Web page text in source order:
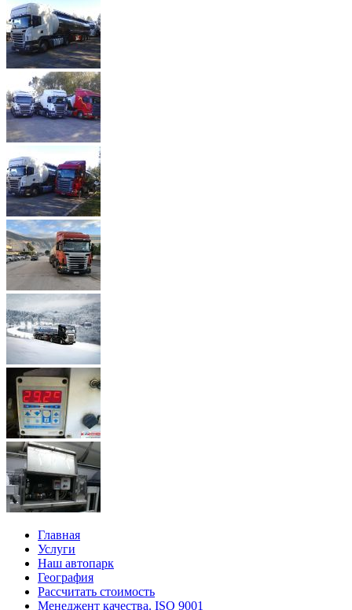
Главная
Услуги
Наш автопарк
География
Рассчитать стоимость
Менеджент качества. ISO 9001